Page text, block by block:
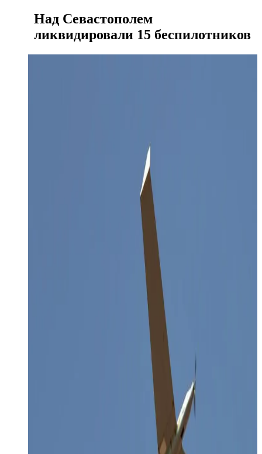
Над Севастополем
ликвидировали 15 беспилотников